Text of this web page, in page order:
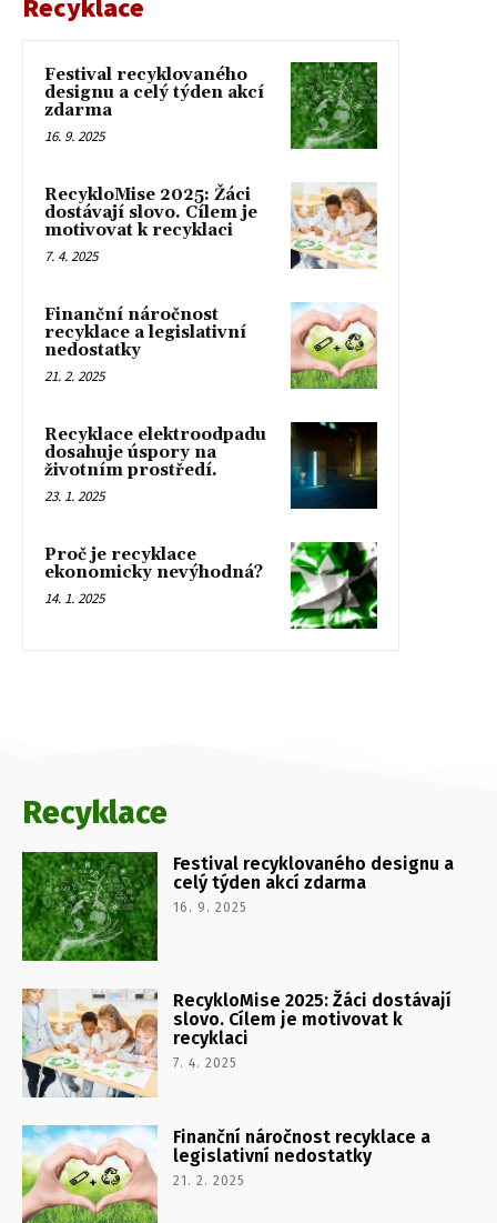
Recyklace
Festival recyklovaného
designu a celý týden akcí
zdarma
16. 9. 2025
RecykloMise 2025: Žáci
dostávají slovo. Cílem je
motivovat k recyklaci
7. 4. 2025
Finanční náročnost
recyklace a legislativní
nedostatky
21. 2. 2025
Recyklace elektroodpadu
dosahuje úspory na
životním prostředí.
23. 1. 2025
Proč je recyklace
ekonomicky nevýhodná?
14. 1. 2025
Recyklace
Festival recyklovaného designu a
celý týden akcí zdarma
16. 9. 2025
RecykloMise 2025: Žáci dostávají
slovo. Cílem je motivovat k
recyklaci
7. 4. 2025
Finanční náročnost recyklace a
legislativní nedostatky
21. 2. 2025